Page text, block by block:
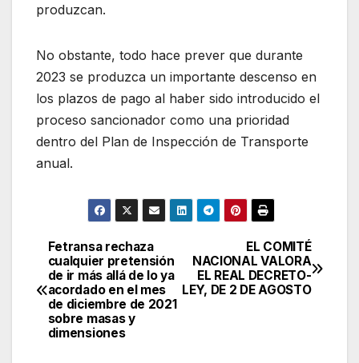
produzcan.
No obstante, todo hace prever que durante
2023 se produzca un importante descenso en
los plazos de pago al haber sido introducido el
proceso sancionador como una prioridad
dentro del Plan de Inspección de Transporte
anual.
Navegación
de
entradas
EL COMITÉ
NACIONAL VALORA
EL REAL DECRETO-
LEY, DE 2 DE AGOSTO
Fetransa rechaza
cualquier pretensión
de ir más allá de lo ya
acordado en el mes
de diciembre de 2021
sobre masas y
dimensiones